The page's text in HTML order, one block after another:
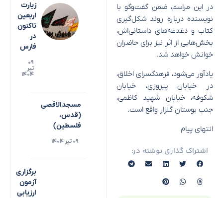
در این مراسم، ضمن گفت‌و‌گو با
نویسنده درباره روند شکل‌گیری
کتاب و دغدغه‌های داستانی‌اش،
بخش‌هایی از اثر نیز برای حاضران
خوانش خواهد شد.
یادآور می‌شود، فرهنگسرای اخلاق،
در خیابان پیروزی، خیابان
شکوفه، خیابان شهید کاظمی،
جنب بوستان گلزار واقع است.
انتهای پیام
اشتراک گذاری نوشته در:
زیارت
اربعین
تاکنون
در
فارس
۰۹
تیر
۱۴۰۴
مسجدالاقصی
(قدس،
فلسطین)
۰۹ تیر ۱۴۰۴
برگزاری
آزمون
ارزیابی